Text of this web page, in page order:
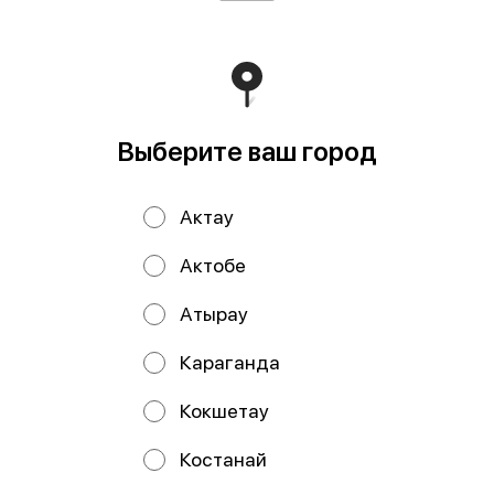
Запеченный с лососем
Выберите ваш город
Актау
Актобе
Атырау
Караганда
Кокшетау
Костанай